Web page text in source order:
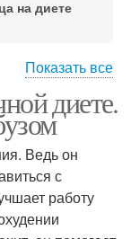
на диете
Показать все
диете.
Ведь он
с
работу